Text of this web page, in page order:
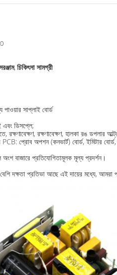
,চিকিৎসা সামগ্রী
সাপ্লাই বোর্ড
এবং ডিসপ্লে;
রক্ষণাবেক্ষণ, হালকা রঙ ডপলার
প্রোব অপশন (কনভার্ট) বোর্ড, ইমিটার বোর্ড,
বাজারে প্রতিযোগিতামূলক মূল্য প্রদর্শন।
প্রতিভা আছে এই দায়ের মধ্যে, আমরা